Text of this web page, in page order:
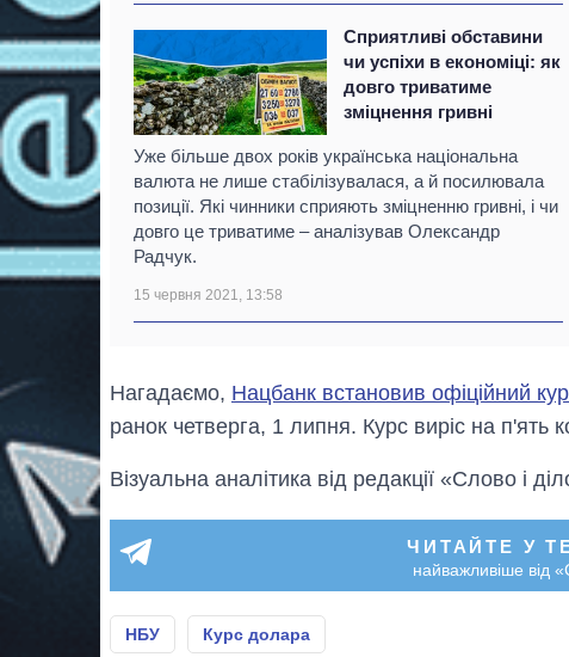
Сприятливі обставини
чи успіхи в економіці: як
довго триватиме
зміцнення гривні
Уже більше двох років українська національна
валюта не лише стабілізувалася, а й посилювала
позиції. Які чинники сприяють зміцненню гривні, і чи
довго це триватиме ‒ аналізував Олександр
Радчук.
15 червня 2021, 13:58
Нагадаємо, Нацбанк встановив офіційний
ранок четверга, 1 липня. Курс виріс на п'ять
Візуальна аналітика від редакції «Слово і
ЧИТАЙТЕ У
найважливіше від
НБУ Курс долара